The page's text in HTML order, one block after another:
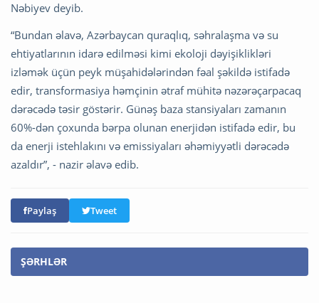
Nəbiyev deyib.
“Bundan əlavə, Azərbaycan quraqlıq, səhralaşma və su
ehtiyatlarının idarə edilməsi kimi ekoloji dəyişiklikləri
izləmək üçün peyk müşahidələrindən fəal şəkildə istifadə
edir, transformasiya həmçinin ətraf mühitə nəzərəçarpacaq
dərəcədə təsir göstərir. Günəş baza stansiyaları zamanın
60%-dən çoxunda bərpa olunan enerjidən istifadə edir, bu
da enerji istehlakını və emissiyaları əhəmiyyətli dərəcədə
azaldır”, - nazir əlavə edib.
Paylaş Tweet
ŞƏRHLƏR